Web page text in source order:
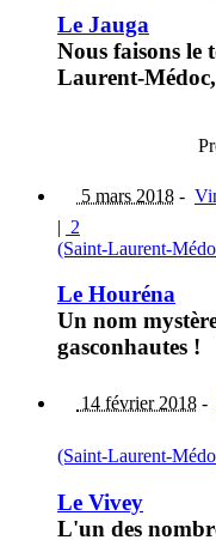
Le Jauga
Nous faisons le
Laurent-
5 mars 2018 -
| 2
(Saint-Laurent-
Le Houréna
Un nom
gasconhautes !
14 février 2018 -
(Saint-Laurent-
Le Vivey
L'un des